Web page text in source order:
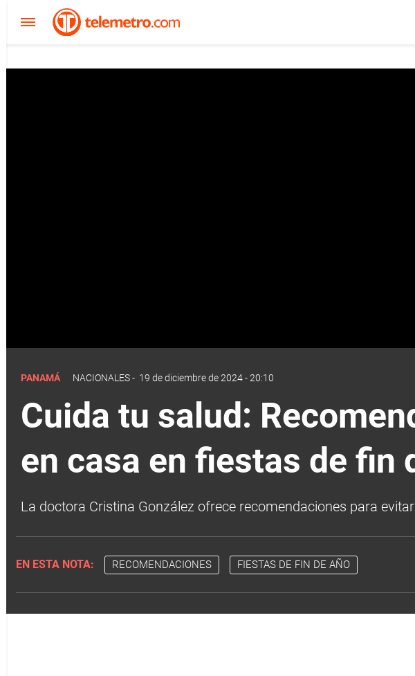
PANAMÁ NACIONALES- 19 de diciembre de 2024 - 20:10
Cuida tu salud:
en casa en fiestas de fin
La doctora Cristina González ofrece recomendaciones para
EN ESTA NOTA: RECOMENDACIONES FIESTAS DE FIN DE AÑO